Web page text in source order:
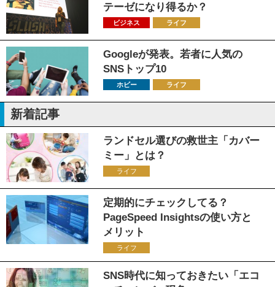
テーゼになり得るか？
ビジネス ライフ
Googleが発表。若者に人気の
SNSトップ10
ホビー ライフ
新着記事
ランドセル選びの救世主「カバー
ミー」とは？
ライフ
定期的にチェックしてる？
PageSpeed Insightsの使い方と
メリット
ライフ
SNS時代に知っておきたい「エコ